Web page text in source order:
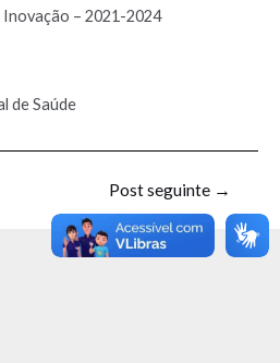
– 2021-2024
de Saúde
Post seguinte →